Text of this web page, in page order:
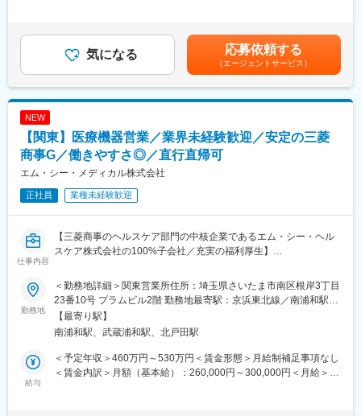
■社風について：
総合職採用の風土が強く様々なキャリアパスがあります。離職率
も非常に低く、富士フイルムグループ基準の充実した福利厚生や
す。医療業界のIT化が至上命題の中、10年前よりいち早く社内の
改革を進めてきました。結果、医療向けシステムが全売上の4割以
上を占めるまでに事業を拡大しました。
変更の範囲：会社の定める業務
体的に関わりながら活躍いただけるポジションです。
※担当エリア：新潟県・石川県・長野県・富山県を予定していま
す。
◆業務内容
業
・医療機関・代理店（新規／既存）への製品提案、導入・販売支
援
・医療関係者との関係構築およびニーズの把握
・社内関連部署と連携した営業活動、目標達成への取り組み
・市場動向・競合・新製品情報の収集および社内へのフィードバ
◆働き方
・目標訪問件数：5件／日
・手術立ち合い：5～6件程度／月 ただし、長時間の立ち合いはな
し
・夜間対応なし
研修を実施します。
金はあくまでも目安の金額であり、選考を通じて上下する可能性
があります。月給(月額)は固定手当を含めた表記です。
気になる 応募依頼する
（エージェントサービス）
NEW
【関東】医療機器営業／業界未経験歓迎／安定の三菱
商事G／働きやすさ◎／直行直帰可
エム・シー・メディカル株式会社
正社員 業種未経験歓迎
仕事内容
【三菱商事のヘルスケア部門の中核企業であるエム・シー・ヘル
スケア株式会社の100%子会社／充実の福利厚生】
医療機器の営業担当として、当社が主に取り扱うカール・ストル
ツ社製の内視鏡関連機器をはじめとする製品の提案・販売をお任
せします。
■業務詳細：
担当エリア内の医療機関や代理店を訪問し、医師に対して製品の
ご提案を行うほか、以下のような幅広い業務に携わっていただき
ます。
勤務地
＜勤務地詳細＞関東営業所住所：埼玉県さいたま市南区根岸3丁目
23番10号 プラムビル2階 勤務地最寄駅：京浜東北線／南浦和駅受
動喫煙対策：屋内全面禁煙変更の範囲：会社の定める事業所
【最寄り駅】
南浦和駅、武蔵浦和駅、北戸田駅
給与
＜予定年収＞460万円～530万円＜賃金形態＞月給制補足事項なし
＜賃金内訳＞月額（基本給）：260,000円～300,000円＜月給＞